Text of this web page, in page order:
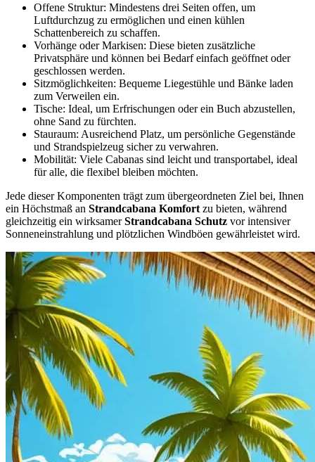
Offene Struktur: Mindestens drei Seiten offen, um
Luftdurchzug zu ermöglichen und einen kühlen
Schattenbereich zu schaffen.
Vorhänge oder Markisen: Diese bieten zusätzliche
Privatsphäre und können bei Bedarf einfach geöffnet oder
geschlossen werden.
Sitzmöglichkeiten: Bequeme Liegestühle und Bänke laden
zum Verweilen ein.
Tische: Ideal, um Erfrischungen oder ein Buch abzustellen,
ohne Sand zu fürchten.
Stauraum: Ausreichend Platz, um persönliche Gegenstände
und Strandspielzeug sicher zu verwahren.
Mobilität: Viele Cabanas sind leicht und transportabel, ideal
für alle, die flexibel bleiben möchten.
Jede dieser Komponenten trägt zum übergeordneten Ziel bei, Ihnen
ein Höchstmaß an Strandcabana Komfort zu bieten, während
gleichzeitig ein wirksamerStrandcabana Schutz vor intensiver
Sonneneinstrahlung und plötzlichen Windböen gewährleistet wird.